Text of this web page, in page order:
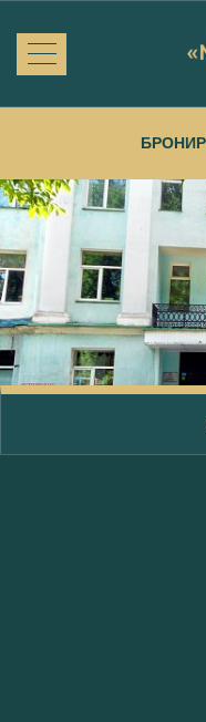
Об отеле
Бронирование
Акции
Контакты